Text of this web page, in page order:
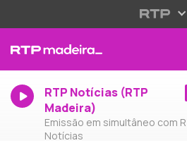
RTP Notícias (RTP
Madeira)
Emissão em simultâneo com
Notícias